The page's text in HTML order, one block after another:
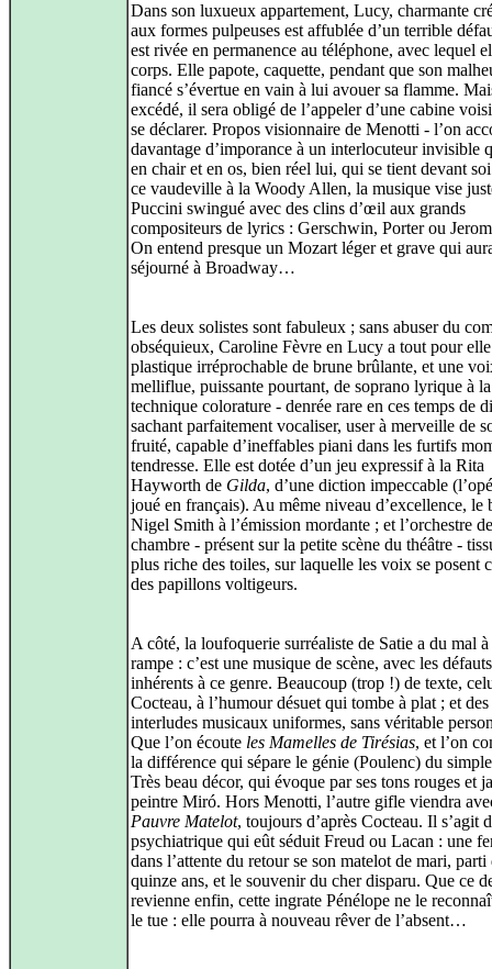
Dans son luxueux appartement, Lucy, charmante
aux formes pulpeuses est affublée d’un terrible
est rivée en permanence au téléphone, avec lequel
corps. Elle papote, caquette, pendant que son
fiancé s’évertue en vain à lui avouer sa flamme.
excédé, il sera obligé de l’appeler d’une cabine
se déclarer. Propos visionnaire de Menotti - l’on
davantage d’imporance à un interlocuteur invisible
en chair et en os, bien réel lui, qui se tient devant
ce vaudeville à la Woody Allen, la musique vise
Puccini swingué avec des clins d’œil aux grands
compositeurs de lyrics : Gerschwin, Porter ou
On entend presque un Mozart léger et grave qui
séjourné à Broadway…
Les deux solistes sont fabuleux ; sans abuser du
obséquieux, Caroline Fèvre en Lucy a tout pour
plastique irréprochable de brune brûlante, et une
melliflue, puissante pourtant, de soprano lyrique à la
technique colorature - denrée rare en ces temps de
sachant parfaitement vocaliser, user à merveille de
fruité, capable d’ineffables piani dans les furtifs
tendresse. Elle est dotée d’un jeu expressif à la Rita
Hayworth de Gilda, d’une diction impeccable
joué en français). Au même niveau d’excellence, le
Nigel Smith à l’émission mordante ; et l’orchestre de
chambre - présent sur la petite scène du théâtre -
plus riche des toiles, sur laquelle les voix se posent
des papillons voltigeurs.
A côté, la loufoquerie surréaliste de Satie a du mal à
rampe : c’est une musique de scène, avec les défauts
inhérents à ce genre. Beaucoup (trop !) de texte,
Cocteau, à l’humour désuet qui tombe à plat ; et des
interludes musicaux uniformes, sans véritable
Que l’on écoute les Mamelles de Tirésias, et l’on
la différence qui sépare le génie (Poulenc) du
Très beau décor, qui évoque par ses tons rouges et
peintre Miró. Hors Menotti, l’autre gifle viendra
Pauvre Matelot, toujours d’après Cocteau. Il s’agit
psychiatrique qui eût séduit Freud ou Lacan : une
dans l’attente du retour se son matelot de mari, parti
quinze ans, et le souvenir du cher disparu. Que ce
revienne enfin, cette ingrate Pénélope ne le
le tue : elle pourra à nouveau rêver de l’absent…